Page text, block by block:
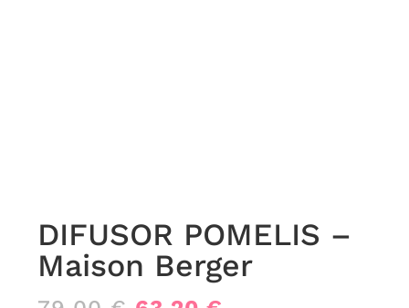
DIFUSOR POMELIS –
Maison Berger